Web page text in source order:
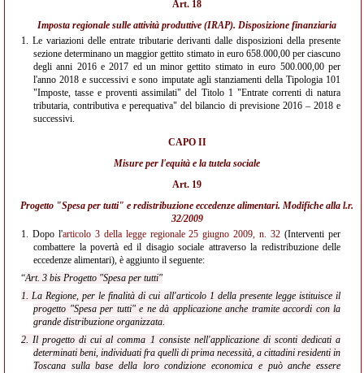
Art. 18
Imposta regionale sulle attività produttive (IRAP). Disposizione finanziaria
1. Le variazioni delle entrate tributarie derivanti dalle disposizioni della presente
sezione determinano un maggior gettito stimato in euro 658.000,00 per ciascuno
degli anni 2016 e 2017 ed un minor gettito stimato in euro 500.000,00 per
l'anno 2018 e successivi e sono imputate agli stanziamenti della Tipologia 101
"Imposte, tasse e proventi assimilati" del Titolo 1 "Entrate correnti di natura
tributaria, contributiva e perequativa" del bilancio di previsione 2016 – 2018 e
successivi.
CAPO II
Misure per l'equità e la tutela sociale
Art. 19
Progetto "Spesa per tutti" e redistribuzione eccedenze alimentari. Modifiche alla l.r.
32/2009
1. Dopo l'articolo 3 della legge regionale 25 giugno 2009, n. 32 (Interventi per
combattere la povertà ed il disagio sociale attraverso la redistribuzione delle
eccedenze alimentari), è aggiunto il seguente:
“Art. 3 bis Progetto "Spesa per tutti"
1. La Regione, per le finalità di cui all'articolo 1 della presente legge istituisce il
progetto "Spesa per tutti" e ne dà applicazione anche tramite accordi con la
grande distribuzione organizzata.
2. Il progetto di cui al comma 1 consiste nell'applicazione di sconti dedicati a
determinati beni, individuati fra quelli di prima necessità, a cittadini residenti in
Toscana sulla base della loro condizione economica e può anche essere